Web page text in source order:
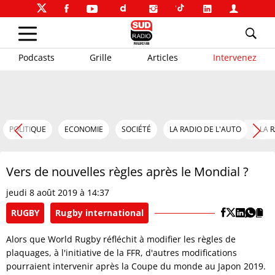
Podcasts Grille Articles Intervenez
POLITIQUE ECONOMIE SOCIÉTÉ LA RADIO DE L'AUTO LA
Vers de nouvelles règles après le Mondial ?
jeudi 8 août 2019 à 14:37
RUGBY
Rugby international
Alors que World Rugby réfléchit à modifier les règles de
plaquages, à l'initiative de la FFR, d'autres modifications
pourraient intervenir après la Coupe du monde au Japon 2019.